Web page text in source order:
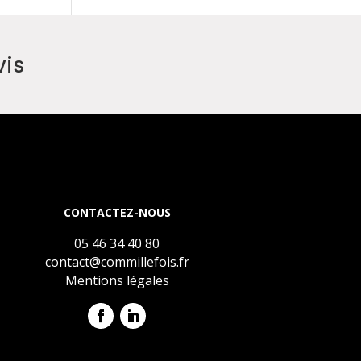
CONTACTEZ-NOUS
05 46 34 40 80
contact@commillefois.fr
Mentions légales